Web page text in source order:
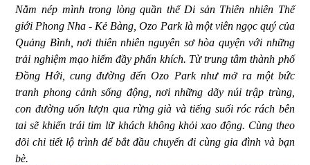
Nằm nép mình trong lòng quần thể Di sản Thiên nhiên Thế
giới Phong Nha - Kẻ Bàng, Ozo Park là một viên ngọc quý của
Quảng Bình, nơi thiên nhiên nguyên sơ hòa quyện với những
trải nghiệm mạo hiểm đầy phấn khích. Từ trung tâm thành phố
Đồng Hới, cung đường đến Ozo Park như mở ra một bức
tranh phong cảnh sống động, nơi những dãy núi trập trùng,
con đường uốn lượn qua rừng già và tiếng suối róc rách bên
tai sẽ khiến trái tim lữ khách không khỏi xao động. Cùng theo
dõi chi tiết lộ trình để bắt đầu chuyến đi cùng gia đình và bạn
bè.